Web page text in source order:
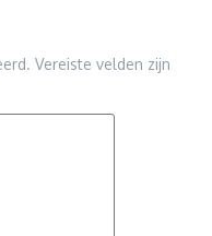
Vereiste velden zijn